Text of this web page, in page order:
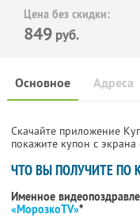
Цена без скидки:
849 руб.
Основное Адреса
Скачайте приложение
покажите купон с
ЧТО ВЫ ПОЛУЧИТЕ ПО
Именное
«МорозкоTV»*